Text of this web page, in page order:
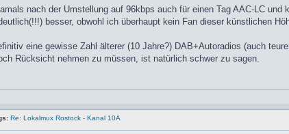
nach der Umstellung auf 96kbps auch für einen Tag AAC-LC
besser, obwohl ich überhaupt kein Fan dieser künstlichen
eine gewisse Zahl älterer (10 Jahre?) DAB+Autoradios (auch
Rücksicht nehmen zu müssen, ist natürlich schwer zu sagen.
Re: Lokalmux Rostock - Kanal 10A